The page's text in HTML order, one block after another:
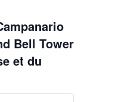
Bell Tower
et du